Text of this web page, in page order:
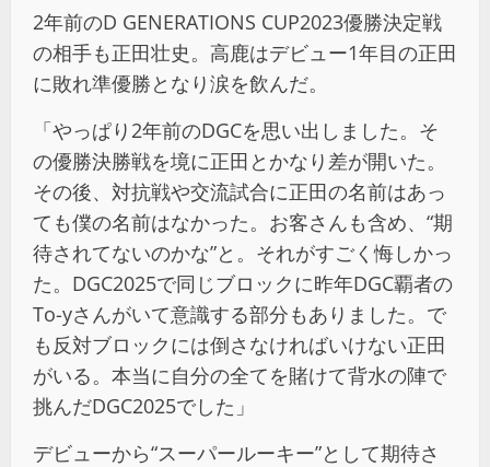
2年前のD GENERATIONS CUP2023優勝決定戦
の相手も正田壮史。高鹿はデビュー1年目の正田
に敗れ準優勝となり涙を飲んだ。
「やっぱり2年前のDGCを思い出しました。そ
の優勝決勝戦を境に正田とかなり差が開いた。
その後、対抗戦や交流試合に正田の名前はあっ
ても僕の名前はなかった。お客さんも含め、“期
待されてないのかな”と。それがすごく悔しかっ
た。DGC2025で同じブロックに昨年DGC覇者の
To-yさんがいて意識する部分もありました。で
も反対ブロックには倒さなければいけない正田
がいる。本当に自分の全てを賭けて背水の陣で
挑んだDGC2025でした」
デビューから“スーパールーキー”として期待さ